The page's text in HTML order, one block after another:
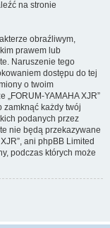
na stronie
obraźliwym,
prawem lub
Naruszenie tego
dostępu do tej
o twoim
„FORUM-YAMAHA XJR”
zamknąć każdy twój
podanych przez
nie będą przekazywane
ani phpBB Limited
podczas których może